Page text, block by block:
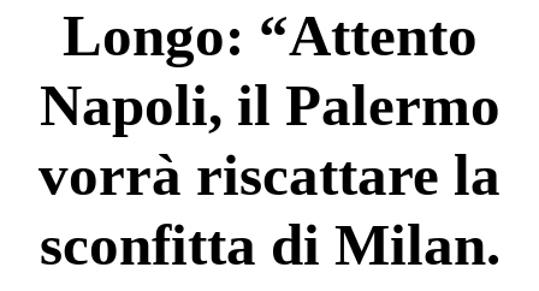
Longo: “Attento
Napoli, il Palermo
vorrà riscattare la
sconfitta di Milan.